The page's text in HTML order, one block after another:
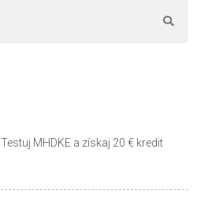
Testuj MHDKE a získaj 20 € kredit